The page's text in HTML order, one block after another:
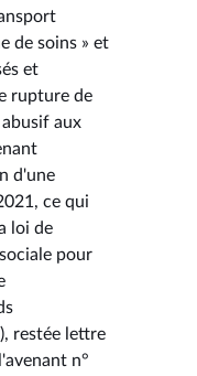
de soins » et
et
rupture de
aux
d'une
ce qui
loi de
pour
restée lettre
n°